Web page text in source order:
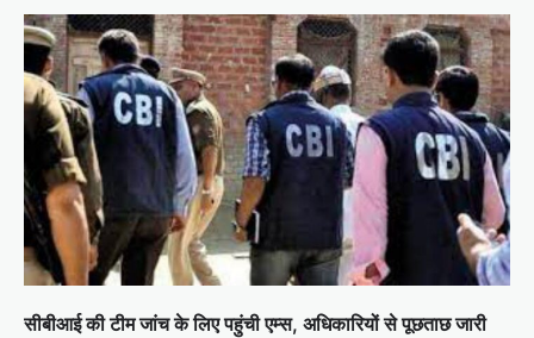
सीबीआई की टीम जांच के लिए पहुंची एम्स, अधिकारियों से पूछताछ जारी